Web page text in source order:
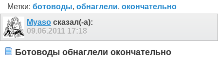
Метки: ботоводы, обнаглели, окончательно
Myaso сказал(-а):
09.06.2011 17:18
Ботоводы обнаглели окончательно